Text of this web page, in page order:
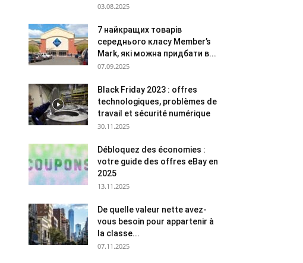
03.08.2025
7 найкращих товарів
середнього класу Member’s
Mark, які можна придбати в...
07.09.2025
Black Friday 2023 : offres
technologiques, problèmes de
travail et sécurité numérique
30.11.2025
Débloquez des économies :
votre guide des offres eBay en
2025
13.11.2025
De quelle valeur nette avez-
vous besoin pour appartenir à
la classe...
07.11.2025